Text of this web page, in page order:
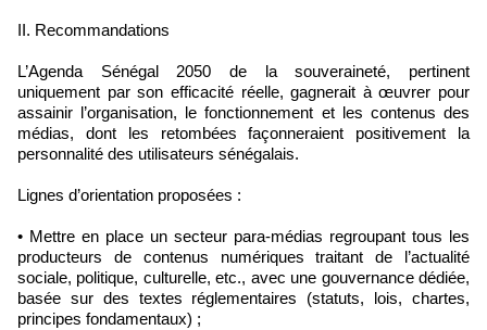
II. Recommandations
L’Agenda Sénégal 2050 de la souveraineté, pertinent
uniquement par son efficacité réelle, gagnerait à œuvrer pour
assainir l’organisation, le fonctionnement et les contenus des
médias, dont les retombées façonneraient positivement la
personnalité des utilisateurs sénégalais.
Lignes d’orientation proposées :
• Mettre en place un secteur para-médias regroupant tous les
producteurs de contenus numériques traitant de l’actualité
sociale, politique, culturelle, etc., avec une gouvernance dédiée,
basée sur des textes réglementaires (statuts, lois, chartes,
principes fondamentaux) ;